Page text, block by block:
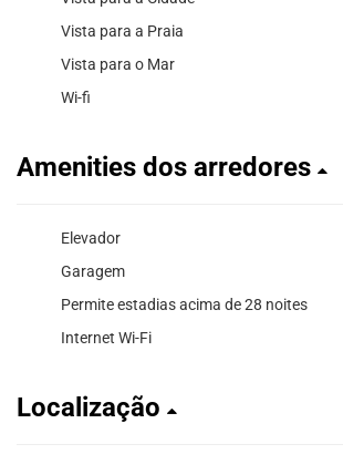
Vista para a Praia
Vista para o Mar
Wi-fi
Amenities dos arredores
Elevador
Garagem
Permite estadias acima de 28 noites
Internet Wi-Fi
Localização